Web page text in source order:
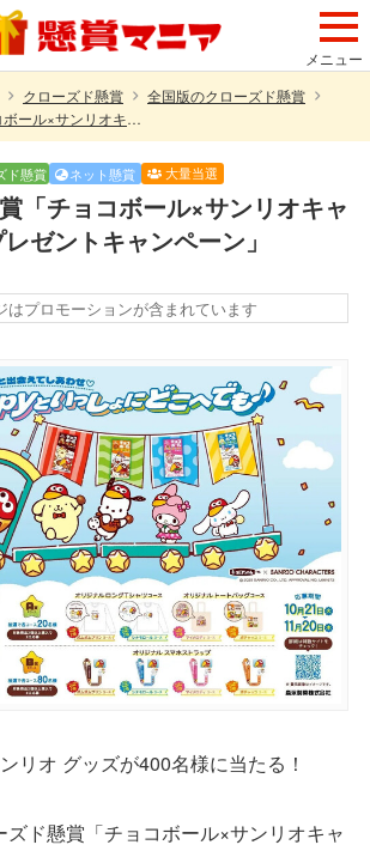
メニュー
クローズド懸賞
全国版のクローズド懸賞
森永製菓の懸賞「チョコボール×サンリオキャラクターズ プレゼントキャンペーン」
ド懸賞 ネット懸賞 大量当選
「チョコボール×サンリオキャ
ゼントキャンペーン」
はプロモーションが含まれています
リオ グッズが400名様に当たる！
ド懸賞「チョコボール×サンリオキャ